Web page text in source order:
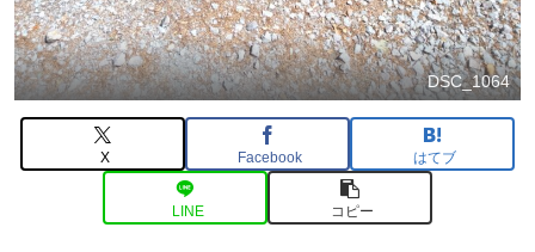
DSC_1064
X Facebook はてブ
LINE コピー